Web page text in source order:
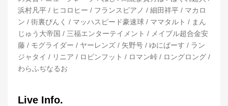
浜村凡平 / ヒコロヒー / フランスピアノ / 細田祥平 / マカロ
ン / 街裏ぴんく / マッハスピード豪速球 / ママタルト / まん
じゅう大帝国 / 三福エンターテイメント / メイプル超合金安
藤 / モグライダー / ヤーレンズ / 矢野号 / ゆにばーす / ラン
ジャタイ / リニア / ロビンフット / ロマン峠 / ロングロング /
わらふぢなるお
Live Info.